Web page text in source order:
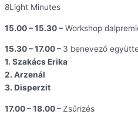
8Light Minutes
15.00 – 15.30 – Workshop
15.30 – 17.00 – 3 benevező
1. Szakács Erika
2. Arzenál
3. Disperzit
17.00 – 18.00 –Zsűrizés